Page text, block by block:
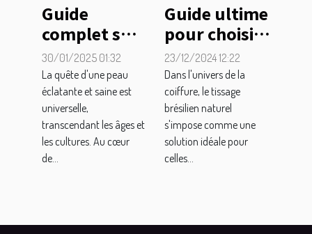
Guide
complet sur
les soins
biologiques
pour
différents
types de
peau
30/01/2025 01:32
La quête d'une peau
éclatante et saine est
universelle,
transcendant les âges et
les cultures. Au cœur
de...
Guide ultime
pour choisir
et poser son
tissage
brésilien
naturel
23/12/2024 12:22
Dans l'univers de la
coiffure, le tissage
brésilien naturel
s'impose comme une
solution idéale pour
celles...